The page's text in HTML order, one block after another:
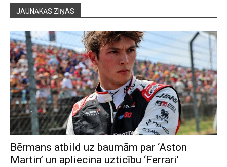
JAUNĀKĀS ZIŅAS
Bērmans atbild uz baumām par ‘Aston
Martin’ un apliecina uzticību ‘Ferrari’